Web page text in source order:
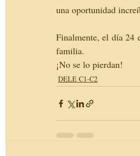
una oportunidad
Finalmente, el día 24
familia.
¡No se lo pierdan!
DELE C1-C2